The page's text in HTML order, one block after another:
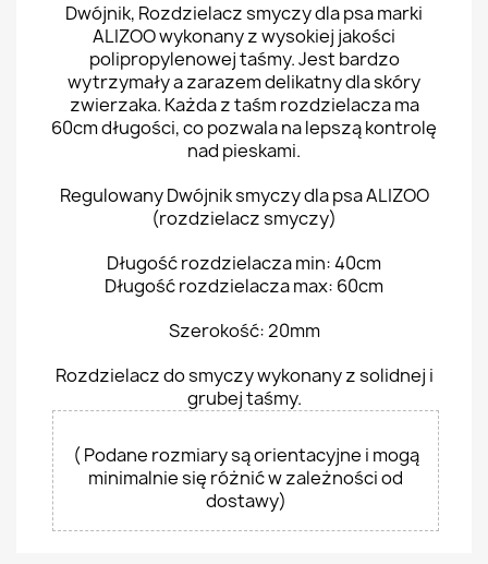
Dwójnik, Rozdzielacz smyczy dla psa marki
ALIZOO wykonany z wysokiej jakości
polipropylenowej taśmy. Jest bardzo
wytrzymały a zarazem delikatny dla skóry
zwierzaka. Każda z taśm rozdzielacza ma
60cm długości, co pozwala na lepszą kontrolę
nad pieskami.
Regulowany Dwójnik smyczy dla psa ALIZOO
(rozdzielacz smyczy)
Długość rozdzielacza min: 40cm
Długość rozdzielacza max: 60cm
Szerokość: 20mm
Rozdzielacz do smyczy wykonany z solidnej i
grubej taśmy.
( Podane rozmiary są orientacyjne i mogą
minimalnie się różnić w zależności od
dostawy)